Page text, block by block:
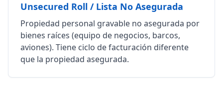
Unsecured Roll / Lista No Asegurada
Propiedad personal gravable no asegurada por
bienes raíces (equipo de negocios, barcos,
aviones). Tiene ciclo de facturación diferente
que la propiedad asegurada.